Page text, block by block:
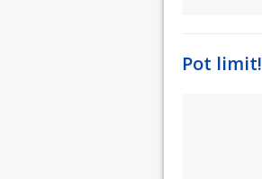
Pot limit!